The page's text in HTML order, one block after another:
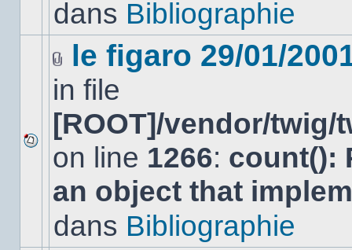
dansdans Bibliographie
Aucun
nouveau
message
non-
dans
joint(s)
le figaro 29/01/
in file
[ROOT]/vendor/
on line 1266: count():
an object that
dans Bibliographie